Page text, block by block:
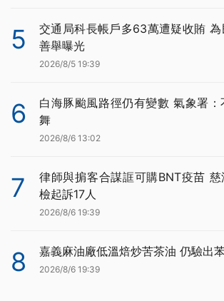
5
交通局科長帳戶多63萬遭疑收賄
善舉曝光
2026/8/5 19:39
6
白海豚颱風路徑仍有變數 氣象署
舞
2026/8/6 13:02
7
律師與掮客合謀誆可購BNT疫苗 慈
檢起訴17人
2026/8/6 19:39
8 嘉義麻油廠低溫焙炒苦茶油 仍驗出
2026/8/6 19:39